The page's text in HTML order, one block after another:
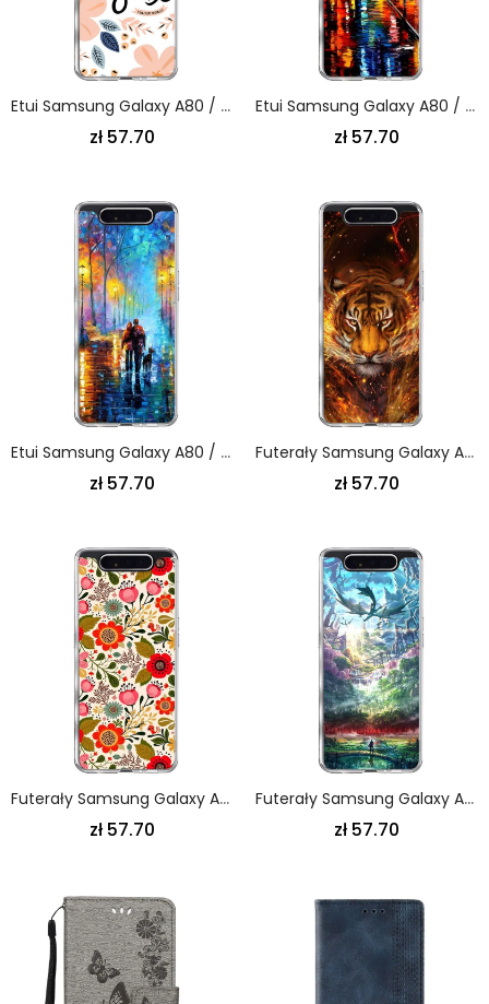
Etui Samsung Galaxy A80 / A90 Okaż Miłość Etui Ochronne
zł 57.70
Etui Samsung Galaxy A80 / A90 Malowanie Kawą
zł 57.70
Etui Samsung Galaxy A80 / A90 Spacer Rodzinny
zł 57.70
Futerały Samsung Galaxy A80 / A90 Etui Na Telefon Tygrys Ognisty
zł 57.70
Futerały Samsung Galaxy A80 / A90 Etui Na Telefon Gobelin Kwiatowy
zł 57.70
Futerały Samsung Galaxy A80 / A90 Etui Na Telefon Niebiańska Natura
zł 57.70